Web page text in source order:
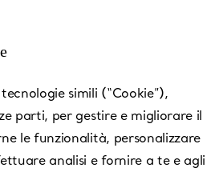
Fashion Show
20:00
simili (“Cookie”),
parti, per gestire e migliorare il
le funzionalità, personalizzare
analisi e fornire a te e agli